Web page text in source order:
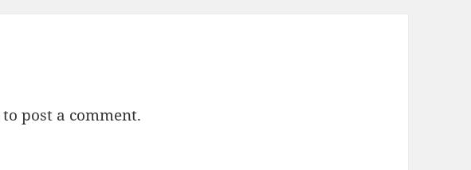
to post a comment.